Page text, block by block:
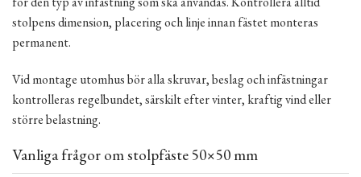
stolpens dimension, placering och linje innan fästet monteras
permanent.
Vid montage utomhus bör alla skruvar, beslag och infästningar
kontrolleras regelbundet, särskilt efter vinter, kraftig vind eller
större belastning.
Vanliga frågor om stolpfäste 50×50 mm